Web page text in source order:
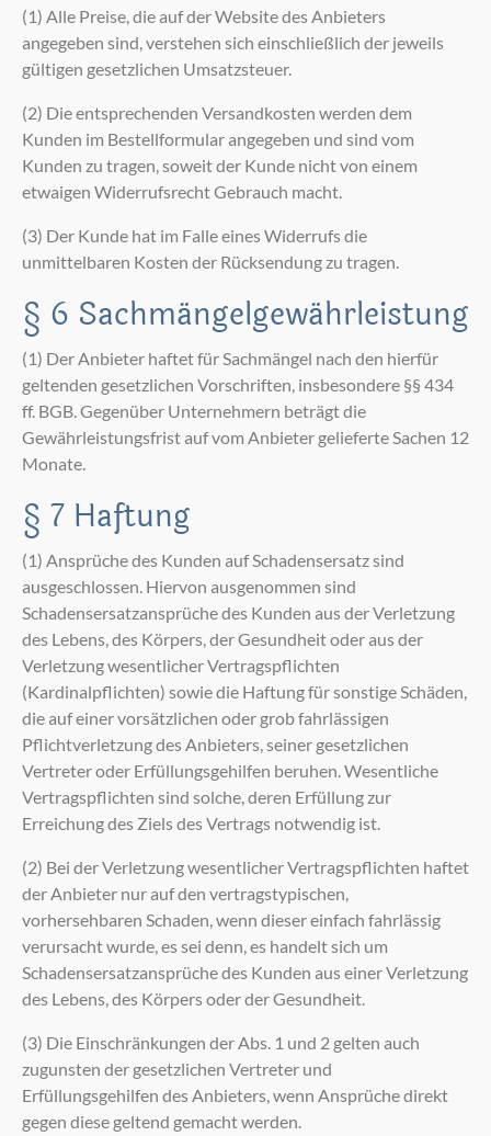
(1) Alle Preise, die auf der Website des Anbieters
angegeben sind, verstehen sich einschließlich der jeweils
gültigen gesetzlichen Umsatzsteuer.
(2) Die entsprechenden Versandkosten werden dem
Kunden im Bestellformular angegeben und sind vom
Kunden zu tragen, soweit der Kunde nicht von einem
etwaigen Widerrufsrecht Gebrauch macht.
(3) Der Kunde hat im Falle eines Widerrufs die
unmittelbaren Kosten der Rücksendung zu tragen.
§ 6 Sachmängelgewährleistung
(1) Der Anbieter haftet für Sachmängel nach den hierfür
geltenden gesetzlichen Vorschriften, insbesondere §§ 434
ff. BGB. Gegenüber Unternehmern beträgt die
Gewährleistungsfrist auf vom Anbieter gelieferte Sachen 12
Monate.
§ 7 Haftung
(1) Ansprüche des Kunden auf Schadensersatz sind
ausgeschlossen. Hiervon ausgenommen sind
Schadensersatzansprüche des Kunden aus der Verletzung
des Lebens, des Körpers, der Gesundheit oder aus der
Verletzung wesentlicher Vertragspflichten
(Kardinalpflichten) sowie die Haftung für sonstige Schäden,
die auf einer vorsätzlichen oder grob fahrlässigen
Pflichtverletzung des Anbieters, seiner gesetzlichen
Vertreter oder Erfüllungsgehilfen beruhen. Wesentliche
Vertragspflichten sind solche, deren Erfüllung zur
Erreichung des Ziels des Vertrags notwendig ist.
(2) Bei der Verletzung wesentlicher Vertragspflichten haftet
der Anbieter nur auf den vertragstypischen,
vorhersehbaren Schaden, wenn dieser einfach fahrlässig
verursacht wurde, es sei denn, es handelt sich um
Schadensersatzansprüche des Kunden aus einer Verletzung
des Lebens, des Körpers oder der Gesundheit.
(3) Die Einschränkungen der Abs. 1 und 2 gelten auch
zugunsten der gesetzlichen Vertreter und
Erfüllungsgehilfen des Anbieters, wenn Ansprüche direkt
gegen diese geltend gemacht werden.